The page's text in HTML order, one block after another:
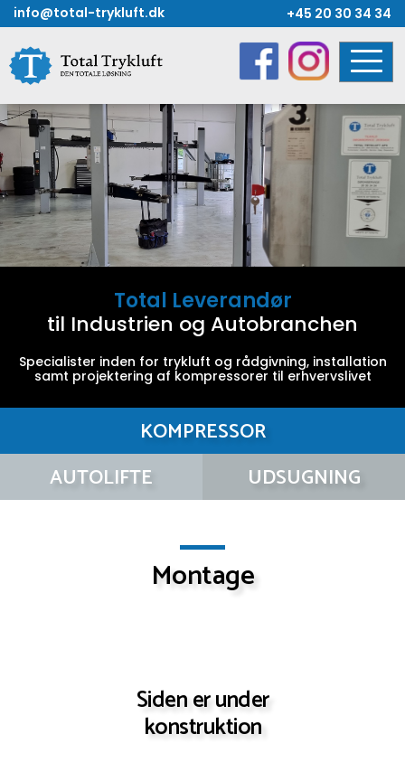
content
info@total-trykluft.dk +45 20 30 34 34
Total Leverandør
til Industrien og Autobranchen
Specialister inden for trykluft og rådgivning, installation
samt projektering af kompressorer til erhvervslivet
KOMPRESSOR
AUTOLIFTE
UDSUGNING
Montage
Siden er under
konstruktion